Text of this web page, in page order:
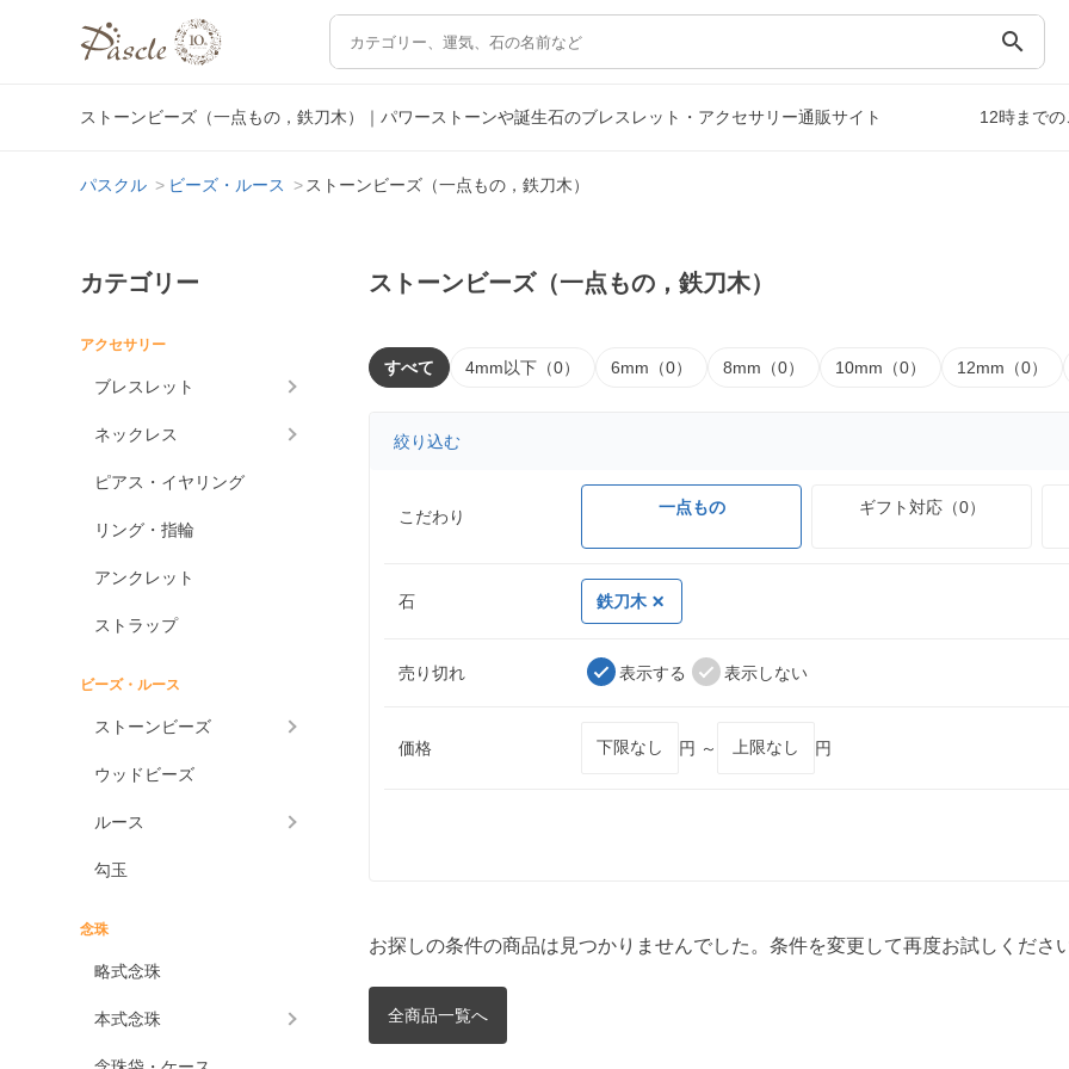
search
ストーンビーズ（一点もの，鉄刀木）｜パワーストーンや誕生石のブレスレット・アクセサリー通販サイト 12時まで
パスクル ビーズ・ルース ストーンビーズ（一点もの，鉄刀木）
カテゴリー
アクセサリー
ブレスレット
ネックレス
ピアス・イヤリング
リング・指輪
アンクレット
ストラップ
ビーズ・ルース
ストーンビーズ
ウッドビーズ
ルース
勾玉
念珠
略式念珠
本式念珠
ストーンビーズ（一点もの，鉄刀木）
すべて 4mm以下（0） 6mm（0） 8mm（0） 10mm（0） 12mm（0）
絞り込む
こだわり 一点もの ギフト対応（0）
石 鉄刀木
売り切れ 表示する 表示しない
価格 円 ～ 円
お探しの条件の商品は見つかりませんでした。条件を変更して再度お試しください
全商品一覧へ